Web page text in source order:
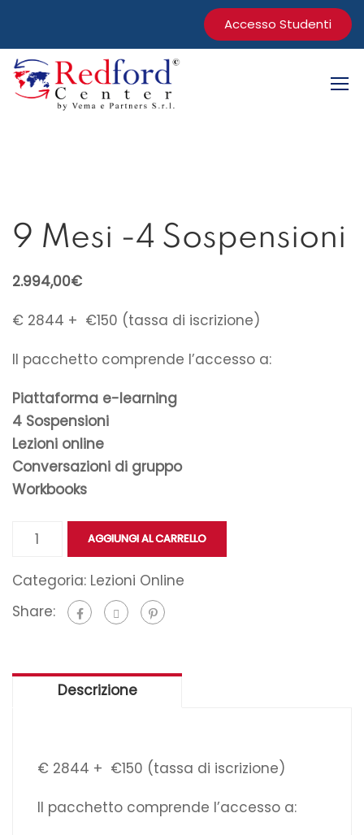
Accesso Studenti
9 Mesi -4 Sospensioni
2.994,00€
€ 2844 + €150 (tassa di iscrizione)
Il pacchetto comprende l’accesso a:
Piattaforma e-learning
4 Sospensioni
Lezioni online
Conversazioni di gruppo
Workbooks
AGGIUNGI AL CARRELLO
Categoria: Lezioni Online
Share:
Descrizione
€ 2844 + €150 (tassa di iscrizione)
Il pacchetto comprende l’accesso a: